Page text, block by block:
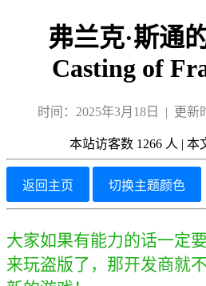
弗兰克·斯通
Casting of
时间：2025年3月18日 | 更新
本站访客数 1266人 | 本
返回主页 切换主题颜色
大家如果有能力的话一定
来玩盗版了，那开发商就